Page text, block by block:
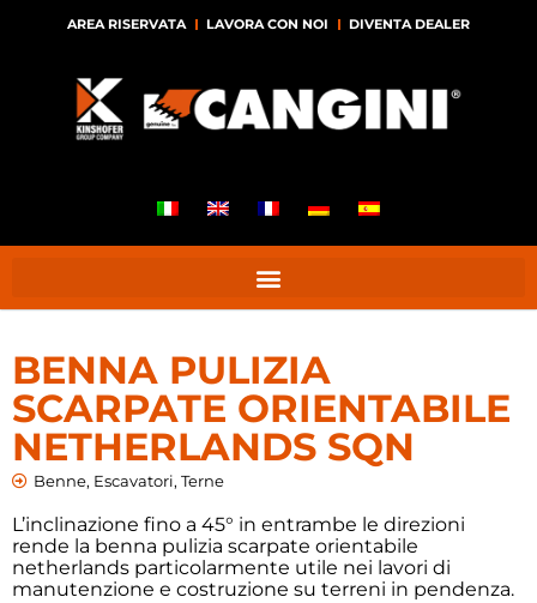
AREA RISERVATA LAVORA CON NOI DIVENTA DEALER
BENNA PULIZIA
SCARPATE ORIENTABILE
NETHERLANDS SQN
Benne, Escavatori, Terne
L’inclinazione fino a 45° in entrambe le direzioni
rende la benna pulizia scarpate orientabile
netherlands particolarmente utile nei lavori di
manutenzione e costruzione su terreni in pendenza.